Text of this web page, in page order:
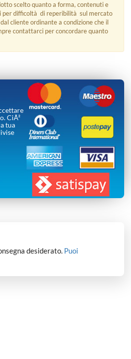
scelto quanto a forma, contenuti e
per difficoltà di reperibilità sul mercato
cliente ordinante a condizione che il
contattarci per concordare quanto
CiÃ²
tua
desiderato. Puoi